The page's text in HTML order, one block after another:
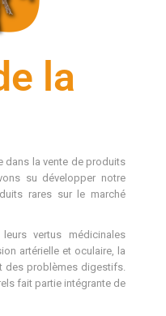
la
dans la vente de produits
su développer notre
rares sur le marché
vertus médicinales
artérielle et oculaire, la
des problèmes digestifs.
fait partie intégrante de